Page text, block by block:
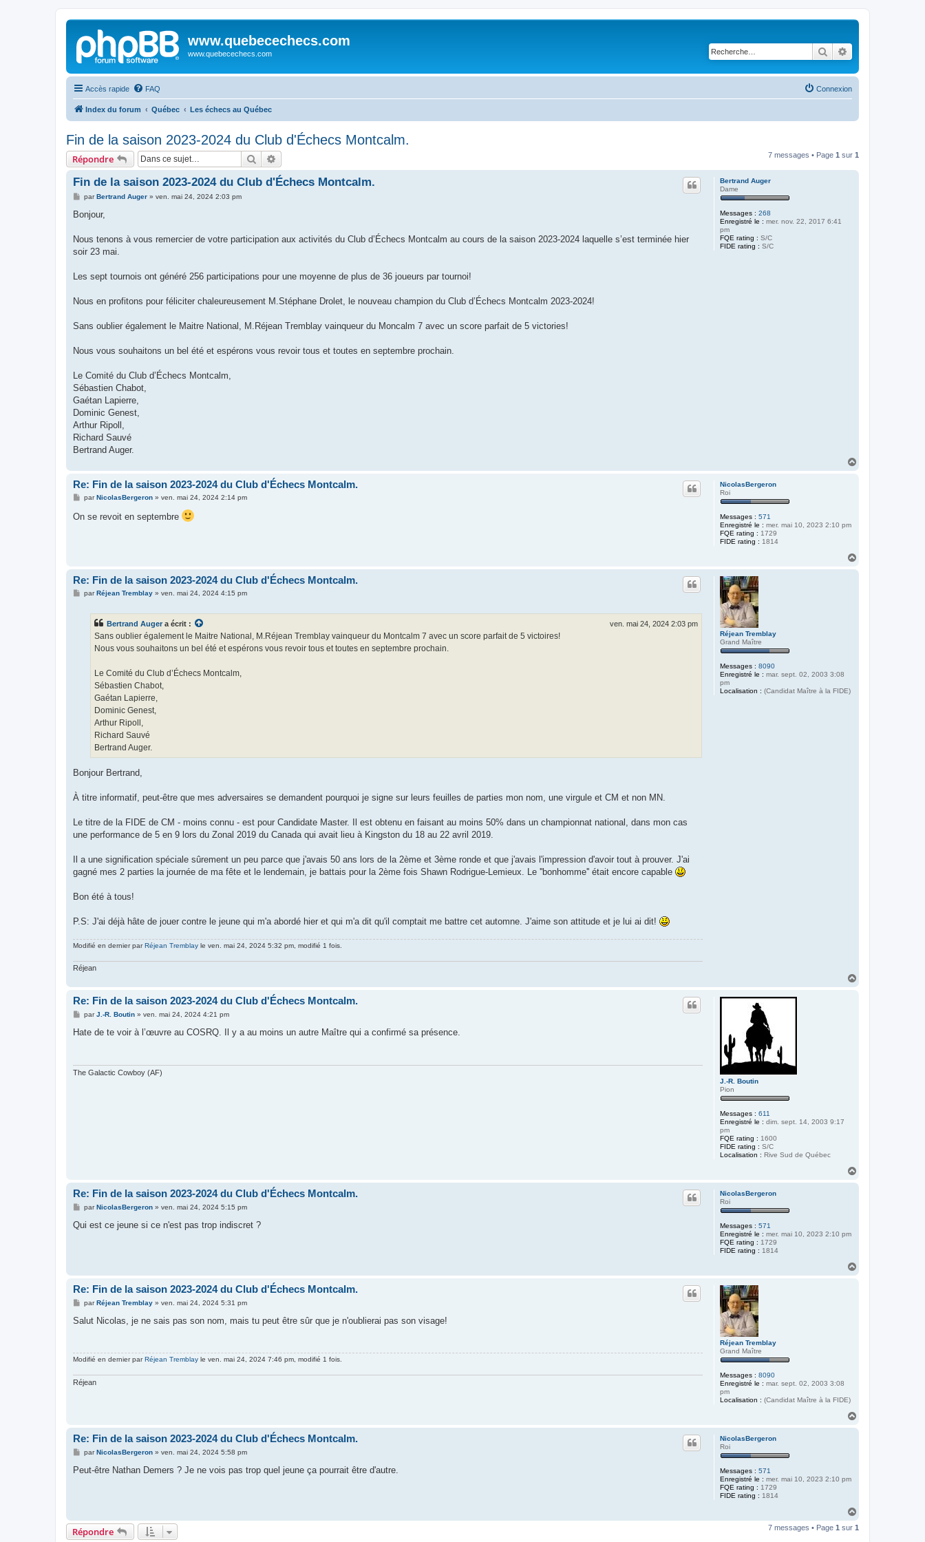
www.quebecechecs.com
www.quebecechecs.com Rechercher
Accès rapide FAQ Connexion
Index du forum Québec Les échecs au Québec
Fin de la saison 2023-2024 du Club d'Échecs Montcalm.
Répondre Rechercher 7 messages • Page 1 sur 1
Bertrand Auger
Dame
Messages : 268
Enregistré le : mer. nov. 22, 2017 6:41
pm
FQE rating : S/C
FIDE rating : S/C
Fin de la saison 2023-2024 du Club d'Échecs Montcalm.
M
s
g
parBertrand Auger» ven. mai 24, 2024 2:03 pm
Bonjour,
Nous tenons à vous remercier de votre participation aux activités du Club d’Échecs Montcalm au cours de la saison 2023-2024 laquelle s’est terminée hier
soir 23 mai.
Les sept tournois ont généré 256 participations pour une moyenne de plus de 36 joueurs par tournoi!
Nous en profitons pour féliciter chaleureusement M.Stéphane Drolet, le nouveau champion du Club d’Échecs Montcalm 2023-2024!
Sans oublier également le Maitre National, M.Réjean Tremblay vainqueur du Moncalm 7 avec un score parfait de 5 victories!
Nous vous souhaitons un bel été et espérons vous revoir tous et toutes en septembre prochain.
Le Comité du Club d’Échecs Montcalm,
Sébastien Chabot,
Gaétan Lapierre,
Dominic Genest,
Arthur Ripoll,
Richard Sauvé
Bertrand Auger.
NicolasBergeron
Roi
Messages : 571
Enregistré le : mer. mai 10, 2023 2:10 pm
FQE rating : 1729
FIDE rating : 1814
Re: Fin de la saison 2023-2024 du Club d'Échecs Montcalm.
M
s
parNicolasBergeron» ven. mai 24, 2024 2:14 pm
On se revoit en septembre
Réjean Tremblay
Grand Maître
Messages : 8090
Enregistré le : mar. sept. 02, 2003 3:08
pm
Localisation : (Candidat Maître à la FIDE)
Re: Fin de la saison 2023-2024 du Club d'Échecs Montcalm.
MparRéjean Tremblay» ven. mai 24, 2024 4:15 pm
Bertrand Auger a écrit : ven. mai 24, 2024 2:03 pm
Sans oublier également le Maitre National, M.Réjean Tremblay vainqueur du Montcalm 7 avec un score parfait de 5 victoires!
Nous vous souhaitons un bel été et espérons vous revoir tous et toutes en septembre prochain.
Le Comité du Club d’Échecs Montcalm,
Sébastien Chabot,
Gaétan Lapierre,
Dominic Genest,
Arthur Ripoll,
Richard Sauvé
Bertrand Auger.
Bonjour Bertrand,
À titre informatif, peut-être que mes adversaires se demandent pourquoi je signe sur leurs feuilles de parties mon nom, une virgule et CM et non MN.
Le titre de la FIDE de CM - moins connu - est pour Candidate Master. Il est obtenu en faisant au moins 50% dans un championnat national, dans mon cas
une performance de 5 en 9 lors du Zonal 2019 du Canada qui avait lieu à Kingston du 18 au 22 avril 2019.
Il a une signification spéciale sûrement un peu parce que j'avais 50 ans lors de la 2ème et 3ème ronde et que j'avais l'impression d'avoir tout à prouver. J'ai
gagné mes 2 parties la journée de ma fête et le lendemain, je battais pour la 2ème fois Shawn Rodrigue-Lemieux. Le ''bonhomme'' était encore capable
Bon été à tous!
P.S: J'ai déjà hâte de jouer contre le jeune qui m'a abordé hier et qui m'a dit qu'il comptait me battre cet automne. J'aime son attitude et je lui ai dit!
Modifié en dernier parRéjean Tremblay le ven. mai 24, 2024 5:32 pm, modifié 1 fois.
Réjean
J.-R. Boutin
Pion
Messages : 611
Enregistré le : dim. sept. 14, 2003 9:17
pm
FQE rating : 1600
FIDE rating : S/C
Localisation : Rive Sud de Québec
Re: Fin de la saison 2023-2024 du Club d'Échecs Montcalm.
M
s
parJ.-R. Boutin» ven. mai 24, 2024 4:21 pm
Hate de te voir à l’œuvre au COSRQ. Il y a au moins un autre Maître qui a confirmé sa présence.
The Galactic Cowboy (AF)
NicolasBergeron
Roi
Messages : 571
Enregistré le : mer. mai 10, 2023 2:10 pm
FQE rating : 1729
FIDE rating : 1814
Re: Fin de la saison 2023-2024 du Club d'Échecs Montcalm.
M
s
parNicolasBergeron» ven. mai 24, 2024 5:15 pm
Qui est ce jeune si ce n'est pas trop indiscret ?
Réjean Tremblay
Grand Maître
Messages : 8090
Enregistré le : mar. sept. 02, 2003 3:08
pm
Localisation : (Candidat Maître à la FIDE)
Re: Fin de la saison 2023-2024 du Club d'Échecs Montcalm.
M
s
e
parRéjean Tremblay» ven. mai 24, 2024 5:31 pm
Salut Nicolas, je ne sais pas son nom, mais tu peut être sûr que je n'oublierai pas son visage!
Modifié en dernier parRéjean Tremblay le ven. mai 24, 2024 7:46 pm, modifié 1 fois.
Réjean
NicolasBergeron
Roi
Messages : 571
Enregistré le : mer. mai 10, 2023 2:10 pm
FQE rating : 1729
FIDE rating : 1814
Re: Fin de la saison 2023-2024 du Club d'Échecs Montcalm.
M
s
parNicolasBergeron» ven. mai 24, 2024 5:58 pm
Peut-être Nathan Demers ? Je ne vois pas trop quel jeune ça pourrait être d'autre.
u
Répondre 7 messages • Page 1 sur 1